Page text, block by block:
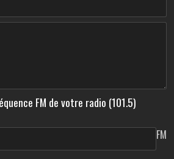
FM de votre radio (101.5)
FM